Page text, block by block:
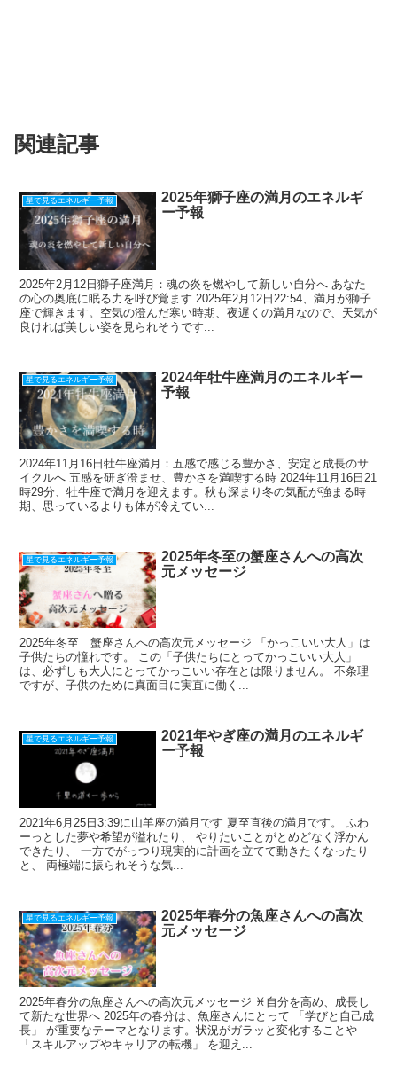
関連記事
星で見るエネルギー予報
2025年獅子座の満月のエネルギ
ー予報
2025年2月12日獅子座満月：魂の炎を燃やして新しい自分へ あなた
の心の奥底に眠る力を呼び覚ます 2025年2月12日22:54、満月が獅子
座で輝きます。空気の澄んだ寒い時期、夜遅くの満月なので、天気が
良ければ美しい姿を見られそうです...
星で見るエネルギー予報
2024年牡牛座満月のエネルギー
予報
2024年11月16日牡牛座満月：五感で感じる豊かさ、安定と成長のサ
イクルへ 五感を研ぎ澄ませ、豊かさを満喫する時 2024年11月16日21
時29分、牡牛座で満月を迎えます。秋も深まり冬の気配が強まる時
期、思っているよりも体が冷えてい...
星で見るエネルギー予報
2025年冬至の蟹座さんへの高次
元メッセージ
2025年冬至 蟹座さんへの高次元メッセージ 「かっこいい大人」は
子供たちの憧れです。 この「子供たちにとってかっこいい大人」
は、必ずしも大人にとってかっこいい存在とは限りません。 不条理
ですが、子供のために真面目に実直に働く...
星で見るエネルギー予報
2021年やぎ座の満月のエネルギ
ー予報
2021年6月25日3:39に山羊座の満月です 夏至直後の満月です。 ふわ
ーっとした夢や希望が溢れたり、 やりたいことがとめどなく浮かん
できたり、 一方でがっつり現実的に計画を立てて動きたくなったり
と、 両極端に振られそうな気...
星で見るエネルギー予報
2025年春分の魚座さんへの高次
元メッセージ
2025年春分の魚座さんへの高次元メッセージ ♓️自分を高め、成長し
て新たな世界へ 2025年の春分は、魚座さんにとって 「学びと自己成
長」 が重要なテーマとなります。状況がガラッと変化することや
「スキルアップやキャリアの転機」 を迎え...